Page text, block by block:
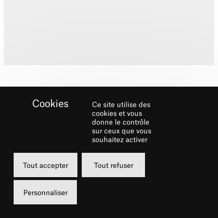
C’est la quatrième production de
Storyà laquelle Bret participe. Il a ainsi eu le
privilège d’apparaître sur scène dans le rôle
des quatre « adultes » du spectacle. À
Ce site utilise des
cookies et vous
donne le contrôle
sur ceux que vous
souhaitez activer
Tout accepter Tout refuser
Personnaliser